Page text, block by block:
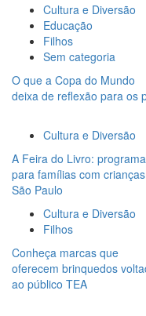
Cultura e Diversão
Educação
Filhos
Sem categoria
O que a Copa do Mundo
deixa de reflexão para os
Cultura e Diversão
A Feira do Livro: programa
para famílias com
São Paulo
Cultura e Diversão
Filhos
Conheça marcas que
oferecem brinquedos
ao público TEA